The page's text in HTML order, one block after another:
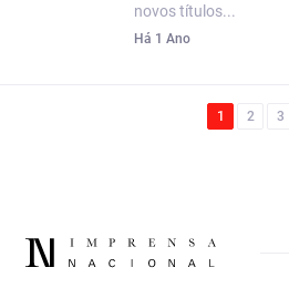
novos títulos...
Há 1 Ano
1 2 3